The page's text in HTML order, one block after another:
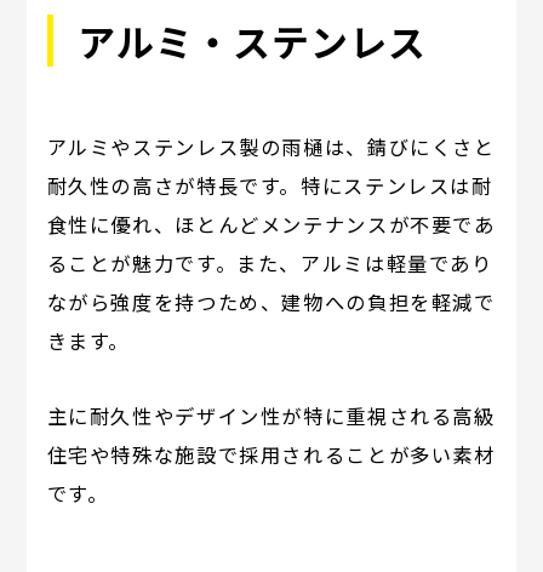
アルミ・ステンレス
アルミやステンレス製の雨樋は、錆びにくさと
耐久性の高さが特長です。特にステンレスは耐
食性に優れ、ほとんどメンテナンスが不要であ
ることが魅力です。また、アルミは軽量であり
ながら強度を持つため、建物への負担を軽減で
きます。
主に耐久性やデザイン性が特に重視される高級
住宅や特殊な施設で採用されることが多い素材
です。